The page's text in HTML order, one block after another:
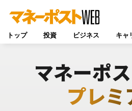
トップ 投資 ビジネス キャ
マネーポ
プレミ